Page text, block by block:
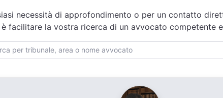
necessità di approfondimento o per un contatto
è facilitare la vostra ricerca di un avvocato competente